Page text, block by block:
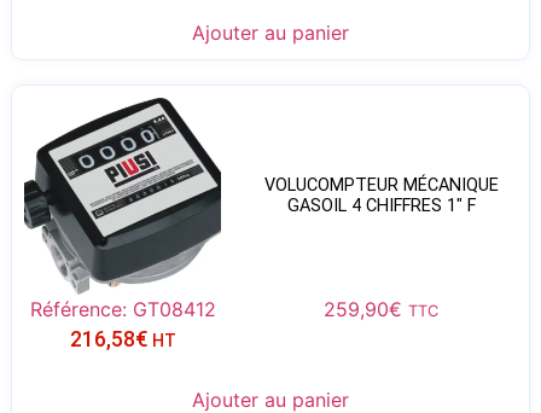
Ajouter au panier
VOLUCOMPTEUR MÉCANIQUE
GASOIL 4 CHIFFRES 1″ F
Référence: GT08412 259,90€ TTC
216,58€ HT
Ajouter au panier